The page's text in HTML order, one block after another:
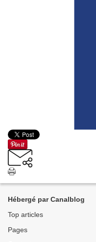
Hébergé par Canalblog
Top articles
Pages